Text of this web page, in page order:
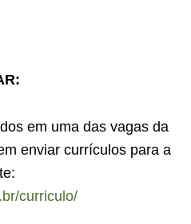
em uma das vagas da
enviar currículos para a
curriculo/